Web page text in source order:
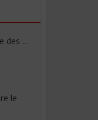
des ...
le